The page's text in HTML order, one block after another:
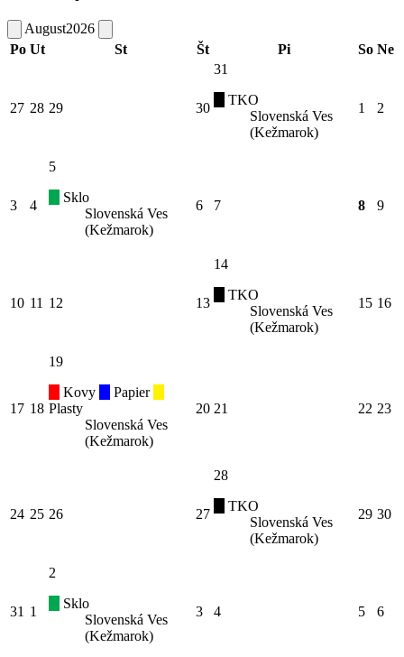
August2026
Po Ut St Št Pi So Ne
27 28 29 30
31
TKO
Slovenská Ves
(Kežmarok)
1 2
3 4
5
Sklo
Slovenská Ves
(Kežmarok)
6 7 8 9
10 11 12 13
14
TKO
Slovenská Ves
(Kežmarok)
15 16
17 18
19
Kovy
Papier
Plasty
Slovenská Ves
(Kežmarok)
20 21 22 23
24 25 26 27
28
TKO
Slovenská Ves
(Kežmarok)
29 30
31 1
2
Sklo
Slovenská Ves
(Kežmarok)
3 4 5 6